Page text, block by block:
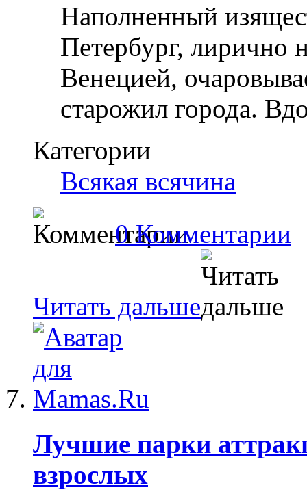
Наполненный
Петербург, лирично
Венецией,
старожил города.
Категории
Всякая всячина
0 Комментарии
Читать дальше
Лучшие парки
взрослых